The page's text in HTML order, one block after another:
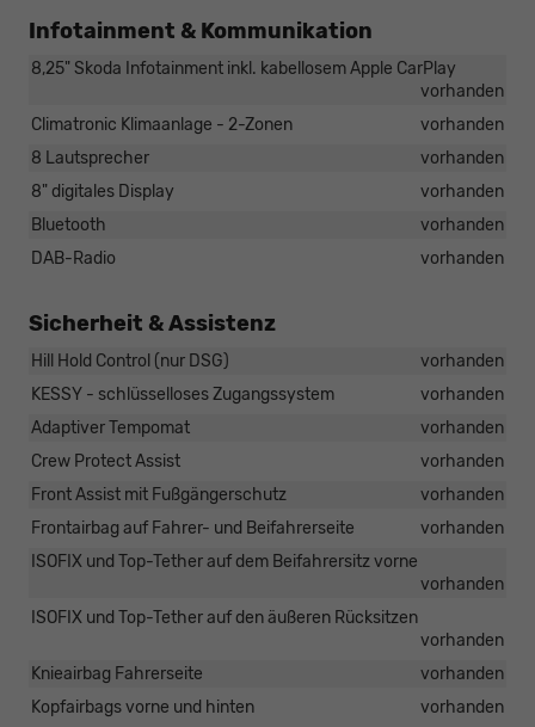
Infotainment & Kommunikation
8,25" Skoda Infotainment inkl. kabellosem Apple CarPlay
vorhanden
Climatronic Klimaanlage - 2-Zonen
vorhanden
8 Lautsprecher
vorhanden
8" digitales Display
vorhanden
Bluetooth
vorhanden
DAB-Radio
vorhanden
Sicherheit & Assistenz
Hill Hold Control (nur DSG)
vorhanden
KESSY - schlüsselloses Zugangssystem
vorhanden
Adaptiver Tempomat
vorhanden
Crew Protect Assist
vorhanden
Front Assist mit Fußgängerschutz
vorhanden
Frontairbag auf Fahrer- und Beifahrerseite
vorhanden
ISOFIX und Top-Tether auf dem Beifahrersitz vorne
vorhanden
ISOFIX und Top-Tether auf den äußeren Rücksitzen
vorhanden
Knieairbag Fahrerseite
vorhanden
Kopfairbags vorne und hinten
vorhanden